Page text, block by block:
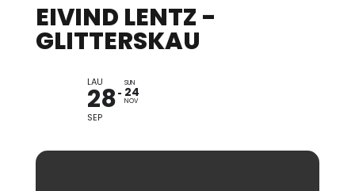
EIVIND LENTZ -
GLITTERSKAU
LAU
28
SEP
SUN
24
NOV